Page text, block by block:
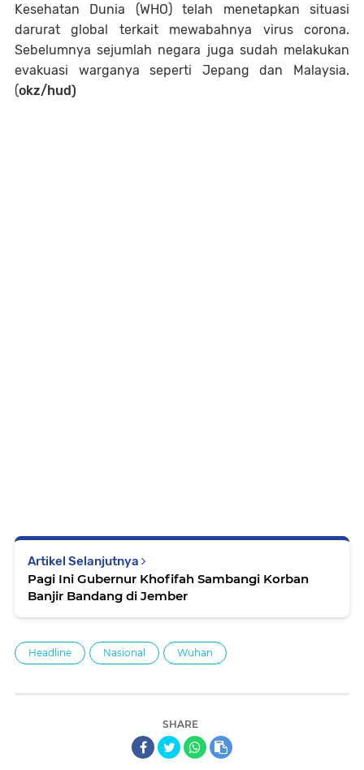
Kesehatan Dunia (WHO) telah menetapkan situasi
darurat global terkait mewabahnya virus corona.
Sebelumnya sejumlah negara juga sudah melakukan
evakuasi warganya seperti Jepang dan Malaysia.
(okz/hud)
Artikel Selanjutnya
Pagi Ini Gubernur Khofifah Sambangi Korban
Banjir Bandang di Jember
Headline Nasional Wuhan
SHARE